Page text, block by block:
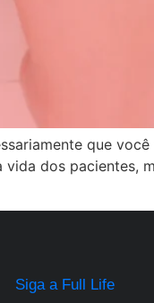
que
dos pacientes,
Siga a Full Life